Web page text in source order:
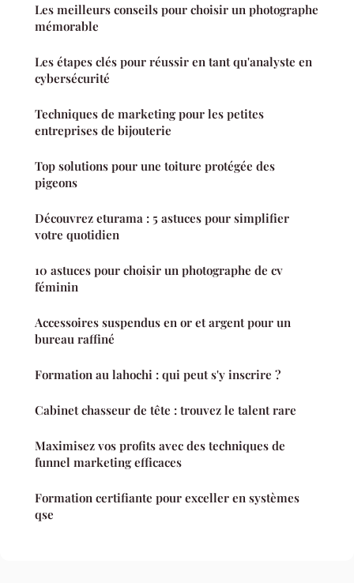
Les meilleurs conseils pour choisir un photographe
mémorable
Les étapes clés pour réussir en tant qu'analyste en
cybersécurité
Techniques de marketing pour les petites
entreprises de bijouterie
Top solutions pour une toiture protégée des
pigeons
Découvrez eturama : 5 astuces pour simplifier
votre quotidien
10 astuces pour choisir un photographe de cv
féminin
Accessoires suspendus en or et argent pour un
bureau raffiné
Formation au lahochi : qui peut s'y inscrire ?
Cabinet chasseur de tête : trouvez le talent rare
Maximisez vos profits avec des techniques de
funnel marketing efficaces
Formation certifiante pour exceller en systèmes
qse